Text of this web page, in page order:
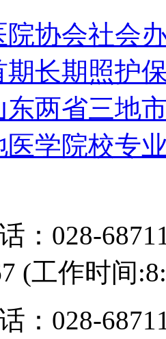
院协会社会
期长期照护
东两省三地
医学院校专
：028-
(工作时间
：028-